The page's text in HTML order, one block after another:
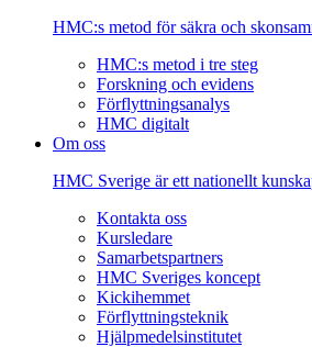
HMC:s metod för säkra och
HMC:s metod i tre steg
Forskning och evidens
Förflyttningsanalys
HMC digitalt
Om oss
HMC Sverige är ett nationellt
Kontakta oss
Kursledare
Samarbetspartners
HMC Sveriges koncept
Kickihemmet
Förflyttningsteknik
Hjälpmedelsinstitutet